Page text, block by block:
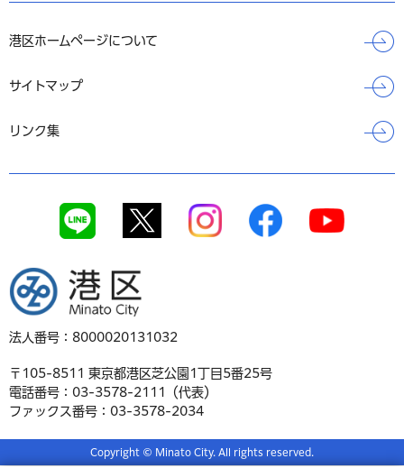
港区ホームページについて
サイトマップ
リンク集
港区
法人番号：8000020131032
〒105-8511 東京都港区芝公園1丁目5番25号
電話番号：03-3578-2111（代表）
ファックス番号：03-3578-2034
Copyright © Minato City. All rights reserved.